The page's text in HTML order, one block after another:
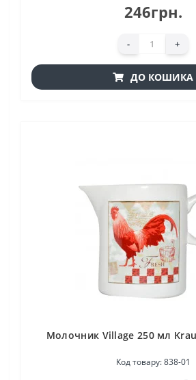
246грн.
- +
ДО КОШИКА
Молочник Village 250 мл
Код товару:838-01